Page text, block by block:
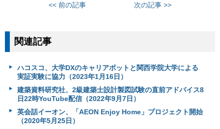
<< 前の記事 次の記事 >>
関連記事
ハコスコ、大学DXのキャリアボットと関⻄学院大学による
実証実験に協力（2023年1月16日）
建築資料研究社、2級建築士設計製図試験の直前アドバイス8
日22時YouTube配信（2022年9月7日）
英会話イーオン、「AEON Enjoy Home」プロジェクト開始
（2020年5月25日）